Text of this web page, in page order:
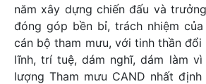
năm xây dựng chiến đấu và
đóng góp bền bỉ, trách nhiệm
cán bộ tham mưu, với tinh thần đổi
lĩnh, trí tuệ, dám nghĩ, dám làm
lượng Tham mưu CAND nhất